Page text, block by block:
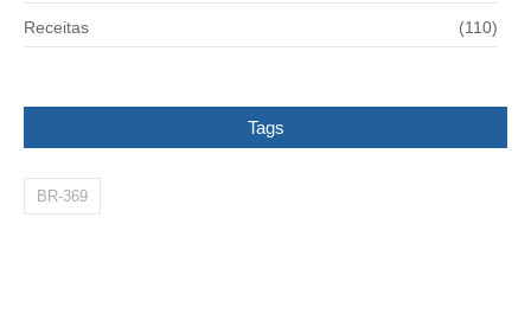
Receitas (110)
Tags
BR-369